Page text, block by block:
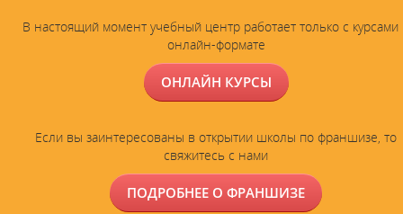
В настоящий момент учебный центр работает только с курсами
онлайн-формате
ОНЛАЙН КУРСЫ
Если вы заинтересованы в открытии школы по франшизе, то
свяжитесь с нами
ПОДРОБНЕЕ О ФРАНШИЗЕ